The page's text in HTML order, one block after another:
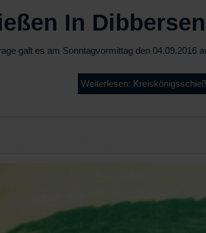
In Dibbersen
galt es am Sonntagvormittag den 04.09.2016
Weiterlesen: